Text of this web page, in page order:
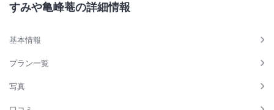
すみや亀峰菴の詳細情報
基本情報
プラン一覧
写真